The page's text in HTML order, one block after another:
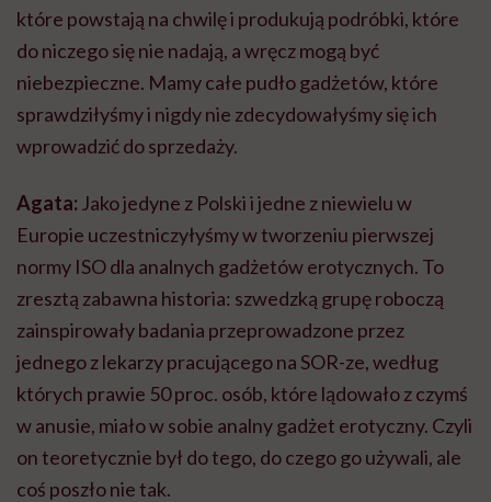
które powstają na chwilę i produkują podróbki, które
do niczego się nie nadają, a wręcz mogą być
niebezpieczne. Mamy całe pudło gadżetów, które
sprawdziłyśmy i nigdy nie zdecydowałyśmy się ich
wprowadzić do sprzedaży.
Agata: Jako jedyne z Polski i jedne z niewielu w
Europie uczestniczyłyśmy w tworzeniu pierwszej
normy ISO dla analnych gadżetów erotycznych. To
zresztą zabawna historia: szwedzką grupę roboczą
zainspirowały badania przeprowadzone przez
jednego z lekarzy pracującego naSOR-ze, według
których prawie 50 proc. osób, które lądowało z czymś
w anusie, miało w sobie analny gadżet erotyczny. Czyli
on teoretycznie był do tego, do czego go używali, ale
coś poszło nie tak.